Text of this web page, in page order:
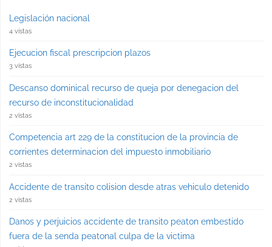
Legislación nacional
4 vistas
Ejecucion fiscal prescripcion plazos
3 vistas
Descanso dominical recurso de queja por denegacion del
recurso de inconstitucionalidad
2 vistas
Competencia art 229 de la constitucion de la provincia de
corrientes determinacion del impuesto inmobiliario
2 vistas
Accidente de transito colision desde atras vehiculo detenido
2 vistas
Danos y perjuicios accidente de transito peaton embestido
fuera de la senda peatonal culpa de la victima